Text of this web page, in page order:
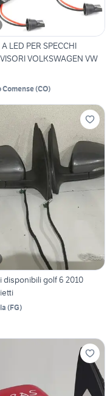
LED PER SPECCHI
VOLKSWAGEN VW
(CO)
disponibili golf 6 2010
(FG)